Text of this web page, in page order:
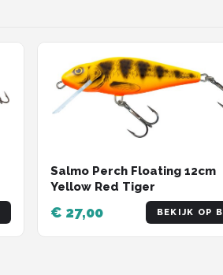
Salmo Perch Floating 12cm
Yellow Red Tiger
€ 27,00 BEKIJK OP